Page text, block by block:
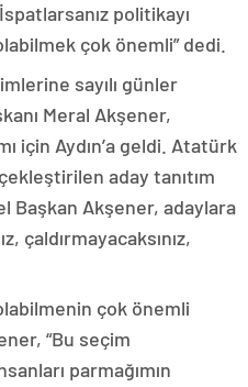
politikayı
çok önemli” dedi.
sayılı günler
Meral Akşener,
için Aydın’a geldi. Atatürk
aday tanıtım
Başkan Akşener, adaylara
çaldırmayacaksınız,
çok önemli
“Bu seçim
parmağımın